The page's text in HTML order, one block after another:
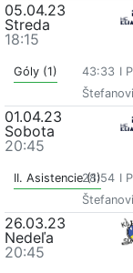
05.04.23
Streda
18:15
Góly (1) 43:33 I
01.04.23
Sobota
20:45
II. Asistencie (1)
28:54 I
26.03.23
Nedeľa
20:45